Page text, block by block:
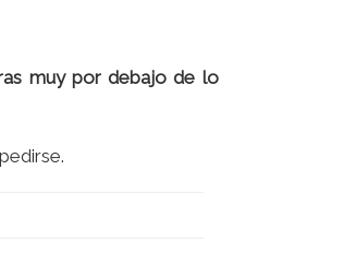
muy por debajo de lo